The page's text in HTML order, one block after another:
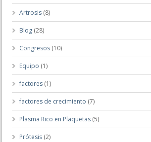
Artrosis (8)
Blog (28)
Congresos (10)
Equipo (1)
factores (1)
factores de crecimiento (7)
Plasma Rico en Plaquetas (5)
Prótesis (2)